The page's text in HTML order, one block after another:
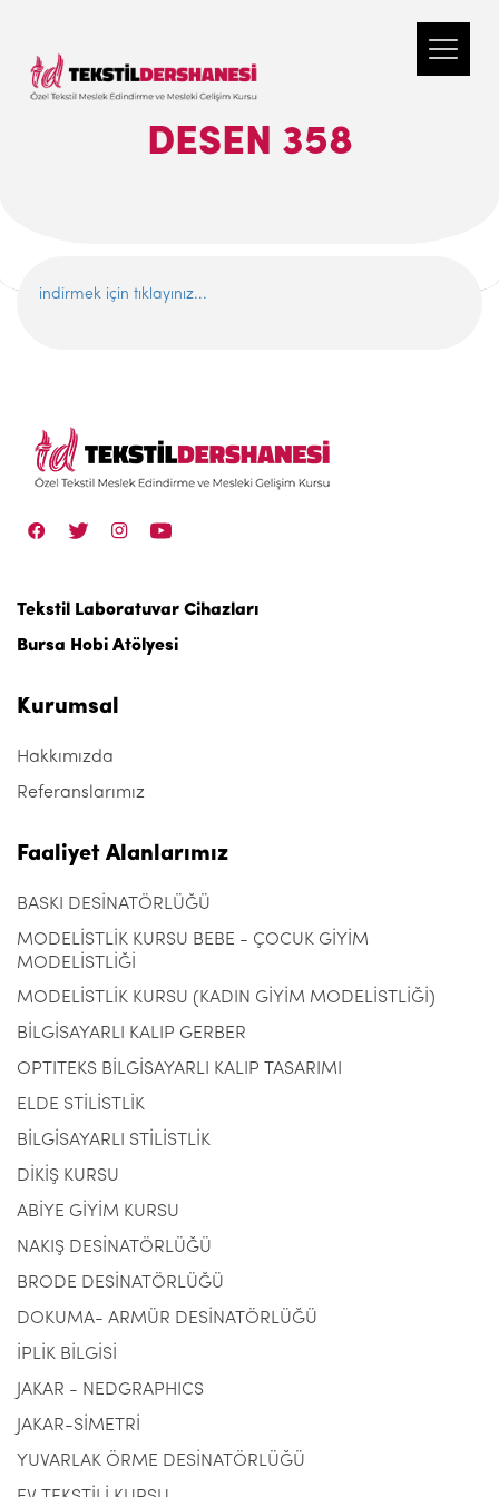
DESEN 358
indirmek için tıklayınız...
Tekstil Laboratuvar Cihazları
Bursa Hobi Atölyesi
Kurumsal
Hakkımızda
Referanslarımız
Faaliyet Alanlarımız
BASKI DESİNATÖRLÜĞÜ
MODELİSTLİK KURSU BEBE - ÇOCUK GİYİM
MODELİSTLİĞİ
MODELİSTLİK KURSU (KADIN GİYİM MODELİSTLİĞİ)
BİLGİSAYARLI KALIP GERBER
OPTITEKS BİLGİSAYARLI KALIP TASARIMI
ELDE STİLİSTLİK
BİLGİSAYARLI STİLİSTLİK
DİKİŞ KURSU
ABİYE GİYİM KURSU
NAKIŞ DESİNATÖRLÜĞÜ
BRODE DESİNATÖRLÜĞÜ
DOKUMA- ARMÜR DESİNATÖRLÜĞÜ
İPLİK BİLGİSİ
JAKAR - NEDGRAPHICS
JAKAR-SİMETRİ
YUVARLAK ÖRME DESİNATÖRLÜĞÜ